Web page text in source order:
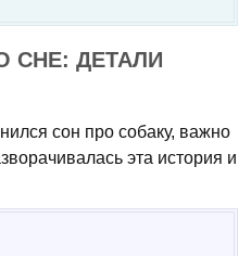
СНЕ: ДЕТАЛИ
сон про собаку, важно
эта история и